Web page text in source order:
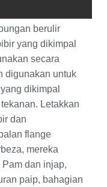
berulir
yang dikimpal
secara
digunakan untuk
dikimpal
Letakkan
dan
flange
mereka
dan injap,
paip, bahagian